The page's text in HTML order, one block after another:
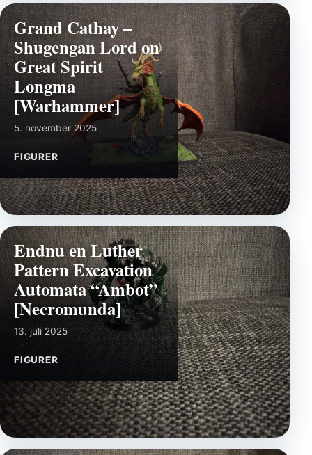
Grand Cathay –
Shugengan Lord on
Great Spirit
Longma
[Warhammer]
5. november 2025
FIGURER
Endnu en Luther
Pattern Excavation
Automata “Ambot”
[Necromunda]
13. juli 2025
FIGURER